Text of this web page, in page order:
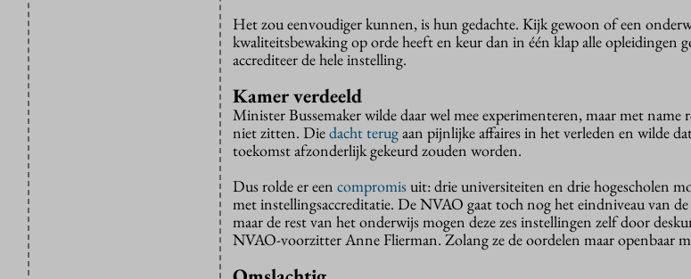
Het zou eenvoudiger kunnen, is hun gedachte. Kijk gewoon of een
kwaliteitsbewaking op orde heeft en keur dan in één klap alle opleidingen
accrediteer de hele instelling.
Kamer verdeeld
Minister Bussemaker wilde daar wel mee experimenteren, maar met
niet zitten. Diedacht terugaan pijnlijke affaires in het verleden en wilde
toekomst afzonderlijk gekeurd zouden worden.
Dus rolde er een compromisuit: drie universiteiten en drie hogescholen
met instellingsaccreditatie. De NVAO gaat toch nog het eindniveau van
maar de rest van het onderwijs mogen deze zes instellingen zelf door
NVAO-voorzitter Anne Flierman. Zolang ze de oordelen maar openbaar